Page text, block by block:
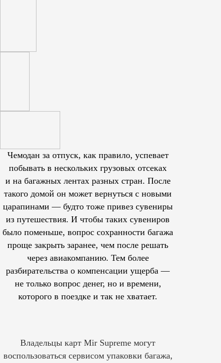
Чемодан за отпуск, как правило, успевает
побывать в нескольких грузовых отсеках
и на багажных лентах разных стран. После
такого домой он может вернуться с новыми
царапинами — будто тоже привез сувениры
из путешествия. И чтобы таких сувениров
было поменьше, вопрос сохранности багажа
проще закрыть заранее, чем после решать
через авиакомпанию. Тем более
разбирательства о компенсации ущерба —
не только вопрос денег, но и времени,
которого в поездке и так не хватает.
Владельцы карт Mir Supreme могут
воспользоваться сервисом упаковки багажа,